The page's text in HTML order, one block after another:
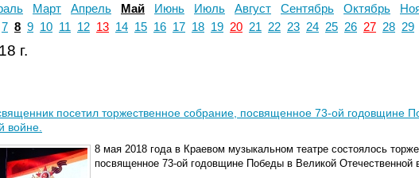
Март Апрель Май Июнь Июль Август Сентябрь Октябрь
7 8 9 10 11 12 13 14 15 16 17 18 19 20 21 22 23 24 25 26 27 28 29
г.
посетил торжественное собрание, посвященное 73-ой годовщине
войне.
8 мая 2018 года в Краевом музыкальном театре состоялось
посвященное 73-ой годовщине Победы в Великой Отечественной